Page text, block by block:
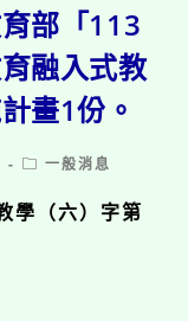
部「113
融入式教
畫1份。
Post一般消息
學（六）字第